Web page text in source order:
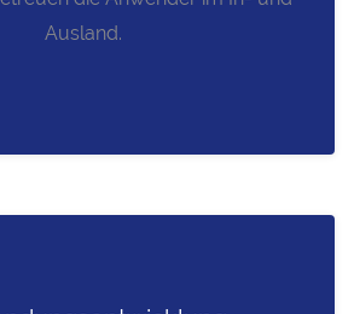
Ausland.